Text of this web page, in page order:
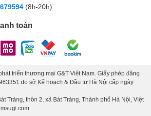
(8h-20h)
toán
triển thương mại G&T Việt Nam. Giấy phép đăng
do sở Kế hoạch & Đầu tư Hà Nội cấp ngày
Tràng, thôn 2, xã Bát Tràng, Thành phố Hà Nội, Việt